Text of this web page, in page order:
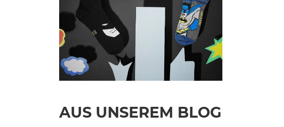
AUS UNSEREM BLOG